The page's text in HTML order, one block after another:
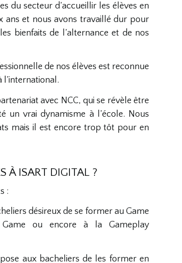
du secteur d’accueillir les élèves en
ans et nous avons travaillé dur pour
bienfaits de l’alternance et de nos
de nos élèves est reconnue
l’international.
avec NCC, qui se révèle être
un vrai dynamisme à l’école. Nous
mais il est encore trop tôt pour en
À ISART DIGITAL ?
:
désireux de se former au Game
ou encore à la Gameplay
aux bacheliers de les former en